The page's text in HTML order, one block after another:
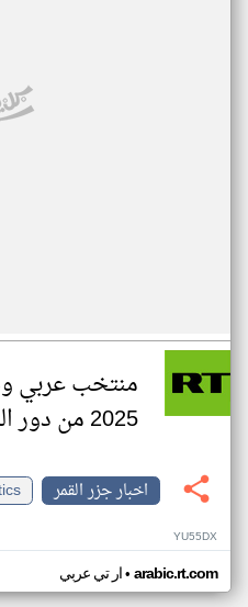
منتخب عربي
2025 من دور المجموعات
اخبار جزر القمر
YU55DX
ار تي عربي• arabic.rt.com